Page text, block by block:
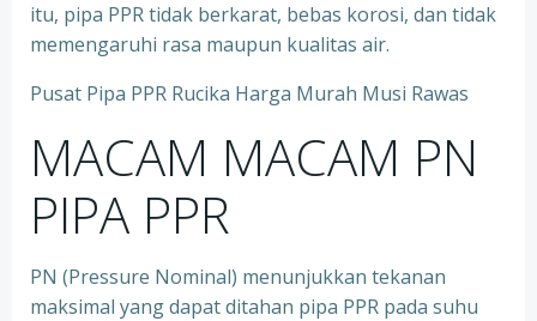
itu, pipa PPR tidak berkarat, bebas korosi, dan tidak
memengaruhi rasa maupun kualitas air.
Pusat Pipa PPR Rucika Harga Murah Musi Rawas
MACAM MACAM PN
PIPA PPR
PN (Pressure Nominal) menunjukkan tekanan
maksimal yang dapat ditahan pipa PPR pada suhu